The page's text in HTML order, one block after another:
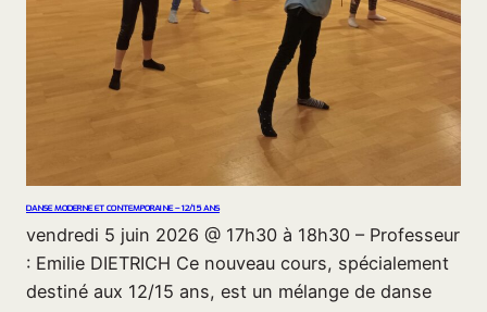
DANSE MODERNE ET CONTEMPORAINE – 12/15 ANS
vendredi 5 juin 2026 @ 17h30 à 18h30 – Professeur
: Emilie DIETRICH Ce nouveau cours, spécialement
destiné aux 12/15 ans, est un mélange de danse